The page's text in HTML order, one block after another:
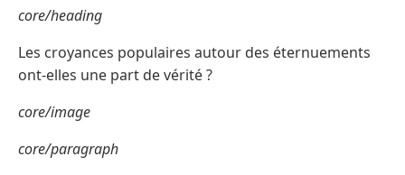
core/heading
Les croyances populaires autour des éternuements
ont-elles une part de vérité ?
core/image
core/paragraph